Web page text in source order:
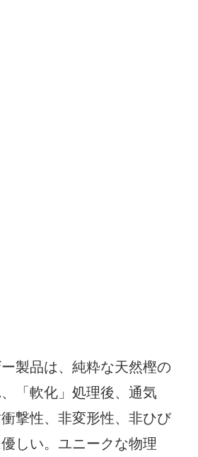
製品は、純粋な天然樫の
「軟化」処理後、通気
撃性、非変形性、非ひび
しい。ユニークな物理